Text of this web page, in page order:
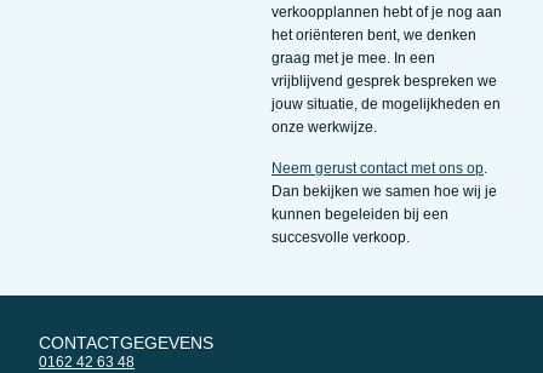
verkoopplannen hebt of je nog aan
het oriënteren bent, we denken
graag met je mee. In een
vrijblijvend gesprek bespreken we
jouw situatie, de mogelijkheden en
onze werkwijze.
Neem gerust contact met ons op
Dan bekijken we samen hoe wij je
kunnen begeleiden bij een
succesvolle verkoop.
CONTACTGEGEVENS
0162 42 63 48